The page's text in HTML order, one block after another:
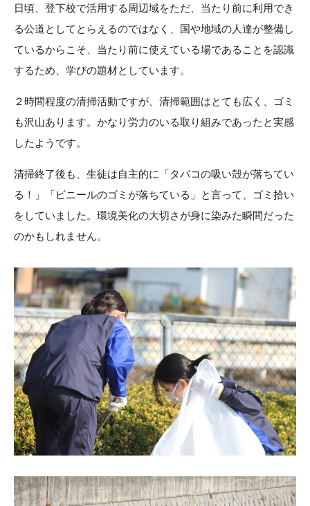
日頃、登下校で活用する周辺域をただ、当たり前に利用でき
る公道としてとらえるのではなく、国や地域の人達が整備し
ているからこそ、当たり前に使えている場であることを認識
するため、学びの題材としています。
２時間程度の清掃活動ですが、清掃範囲はとても広く、ゴミ
も沢山あります。かなり労力のいる取り組みであったと実感
したようです。
清掃終了後も、生徒は自主的に「タバコの吸い殻が落ちてい
る！」「ビニールのゴミが落ちている」と言って、ゴミ拾い
をしていました。環境美化の大切さが身に染みた瞬間だった
のかもしれません。